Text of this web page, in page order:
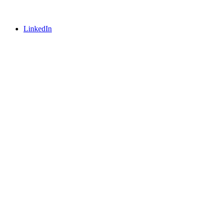
LinkedIn